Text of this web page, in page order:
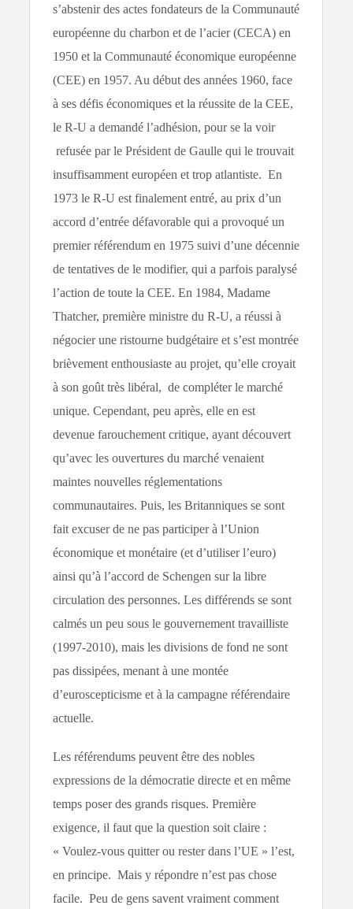
s’abstenir des actes fondateurs de la Communauté
européenne du charbon et de l’acier (CECA) en
1950 et la Communauté économique européenne
(CEE) en 1957. Au début des années 1960, face
à ses défis économiques et la réussite de la CEE,
le R-U a demandé l’adhésion, pour se la voir
refusée par le Président de Gaulle qui le trouvait
insuffisamment européen et trop atlantiste. En
1973 le R-U est finalement entré, au prix d’un
accord d’entrée défavorable qui a provoqué un
premier référendum en 1975 suivi d’une décennie
de tentatives de le modifier, qui a parfois paralysé
l’action de toute la CEE. En 1984, Madame
Thatcher, première ministre du R-U, a réussi à
négocier une ristourne budgétaire et s’est montrée
brièvement enthousiaste au projet, qu’elle croyait
à son goût très libéral, de compléter le marché
unique. Cependant, peu après, elle en est
devenue farouchement critique, ayant découvert
qu’avec les ouvertures du marché venaient
maintes nouvelles réglementations
communautaires. Puis, les Britanniques se sont
fait excuser de ne pas participer à l’Union
économique et monétaire (et d’utiliser l’euro)
ainsi qu’à l’accord de Schengen sur la libre
circulation des personnes. Les différends se sont
calmés un peu sous le gouvernement travailliste
(1997-2010), mais les divisions de fond ne sont
pas dissipées, menant à une montée
d’euroscepticisme et à la campagne référendaire
actuelle.
Les référendums peuvent être des nobles
expressions de la démocratie directe et en même
temps poser des grands risques. Première
exigence, il faut que la question soit claire :
« Voulez-vous quitter ou rester dans l’UE » l’est,
en principe. Mais y répondre n’est pas chose
facile. Peu de gens savent vraiment comment